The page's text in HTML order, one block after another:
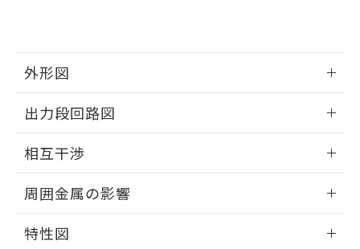
外形図
外形図
出力段回路図
出力段回路図
相互干渉
相互干渉
周囲金属の影響
特性図
品・サービスに関するお客様との取
※当社の共同利用者とは、
の共同利用に関して"
用者の範囲」に記載されている法人を
とができます。
EU RoHS指令（10物質）の非含有証明書
51物質の非含有証明書（当社基準）
※本証明書は発行日時点で非含有を証明す
るもので、過去に遡って非含有を証明する
ものではありません。
物質の対応では、対応完了までの期間は出
荷製品に未対応品が混在することから備考
欄に対応日を記載しておりました。